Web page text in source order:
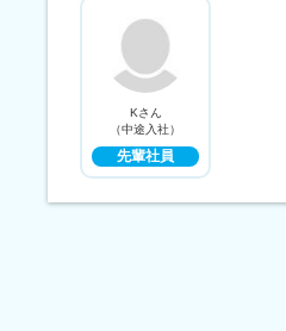
Kさん
（中途入社）
先輩社員